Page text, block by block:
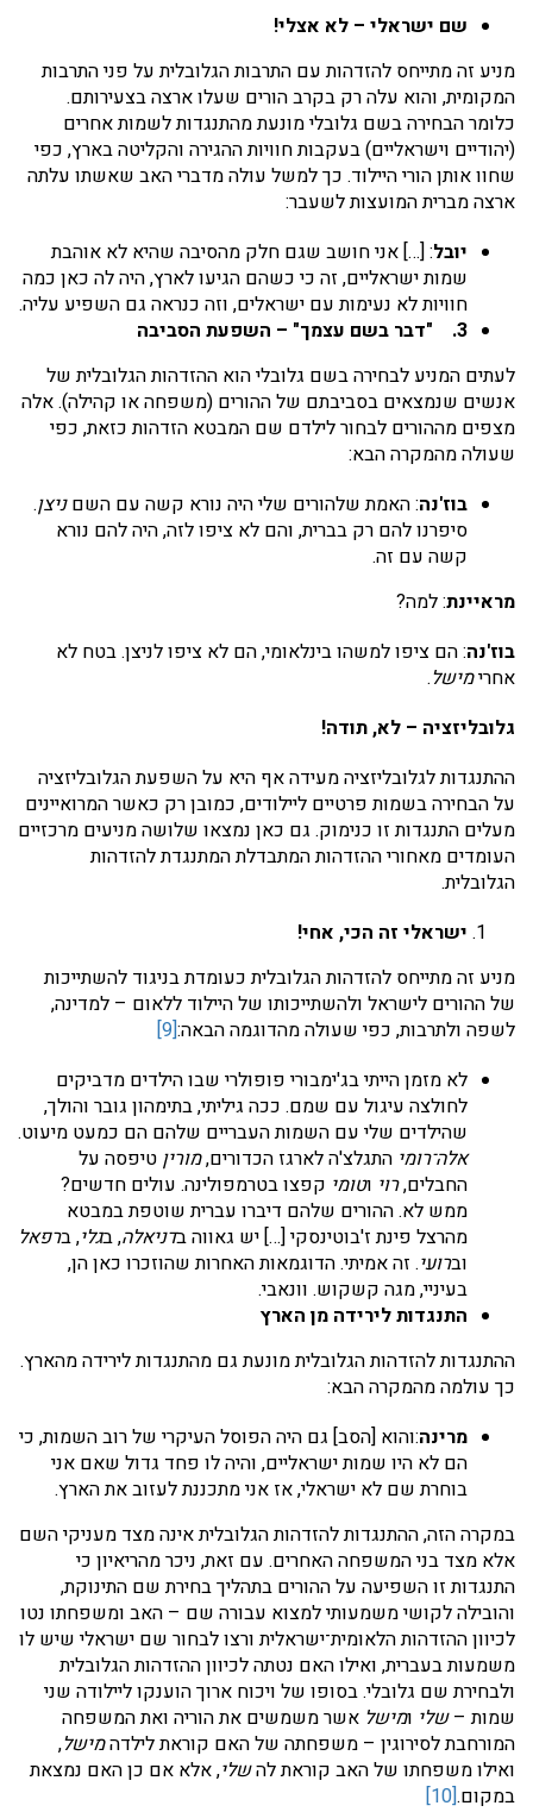
שם ישראלי – לא אצלי!
מניע זה מתייחס להזדהות עם התרבות הגלובלית על פני התרבות
המקומית, והוא עלה רק בקרב הורים שעלו ארצה בצעירותם.
כלומר הבחירה בשם גלובלי מונעת מהתנגדות לשמות אחרים
(יהודיים וישראליים) בעקבות חוויות ההגירה והקליטה בארץ, כפי
שחוו אותן הורי היילוד. כך למשל עולה מדברי האב שאשתו עלתה
ארצה מברית המועצות לשעבר:
יובל: […] אני חושב שגם חלק מהסיבה שהיא לא אוהבת
שמות ישראליים, זה כי כשהם הגיעו לארץ, היה לה כאן כמה
חוויות לא נעימות עם ישראלים, וזה כנראה גם השפיע עליה.
3.
"דבר בשם עצמך" – השפעת הסביבה
לעתים המניע לבחירה בשם גלובלי הוא ההזדהות הגלובלית של
אנשים שנמצאים בסביבתם של ההורים (משפחה או קהילה). אלה
מצפים מההורים לבחור לילדם שם המבטא הזדהות כזאת, כפי
שעולה מהמקרה הבא:
בוז'נה: האמת שלהורים שלי היה נורא קשה עם השםניצן.
סיפרנו להם רק בברית, והם לא ציפו לזה, היה להם נורא
קשה עם זה.
מראיינת: למה?
בוז'נה: הם ציפו למשהו בינלאומי, הם לא ציפו לניצן. בטח לא
אחרימישל.
גלובליזציה – לא, תודה!
ההתנגדות לגלובליזציה מעידה אף היא על השפעת הגלובליזציה
על הבחירה בשמות פרטיים ליילודים, כמובן רק כאשר המרואיינים
מעלים התנגדות זו כנימוק. גם כאן נמצאו שלושה מניעים מרכזיים
העומדים מאחורי ההזדהות המתבדלת המתנגדת להזדהות
הגלובלית.
ישראלי זה הכי, אחי!
מניע זה מתייחס להזדהות הגלובלית כעומדת בניגוד להשתייכות
של ההורים לישראל ולהשתייכותו של היילוד ללאום – למדינה,
לשפה ולתרבות, כפי שעולה מהדוגמה הבאה:[9]
לא מזמן הייתי בג'ימבורי פופולרי שבו הילדים מדביקים
לחולצה עיגול עם שמם. ככה גיליתי, בתימהון גובר והולך,
שהילדים שלי עם השמות העבריים שלהם הם כמעט מיעוט.
אלה־רומי התגלצ'ה לארגז הכדורים,מורין טיפסה על
החבלים,רוי וטומי קפצו בטרמפולינה. עולים חדשים?
ממש לא. ההורים שלהם דיברו עברית שוטפת במבטא
מהרצל פינת ז'בוטינסקי […] יש גאווה בדניאלה, בגלי, ברפאל
וברועי. זה אמיתי. הדוגמאות האחרות שהוזכרו כאן הן,
בעיניי, מגה קשקוש. וונאבי.
התנגדות לירידה מן הארץ
ההתנגדות להזדהות הגלובלית מונעת גם מהתנגדות לירידה מהארץ.
כך עולמה מהמקרה הבא:
מרינה:והוא [הסב] גם היה הפוסל העיקרי של רוב השמות, כי
הם לא היו שמות ישראליים, והיה לו פחד גדול שאם אני
בוחרת שם לא ישראלי, אז אני מתכננת לעזוב את הארץ.
במקרה הזה, ההתנגדות להזדהות הגלובלית אינה מצד מעניקי השם
אלא מצד בני המשפחה האחרים. עם זאת, ניכר מהריאיון כי
התנגדות זו השפיעה על ההורים בתהליך בחירת שם התינוקת,
והובילה לקושי משמעותי למצוא עבורה שם – האב ומשפחתו נטו
לכיוון ההזדהות הלאומית־ישראלית ורצו לבחור שם ישראלי שיש לו
משמעות בעברית, ואילו האם נטתה לכיוון ההזדהות הגלובלית
ולבחירת שם גלובלי. בסופו של ויכוח ארוך הוענקו ליילודה שני
שמות –שלי ומישל אשר משמשים את הוריה ואת המשפחה
המורחבת לסירוגין – משפחתה של האם קוראת לילדהמישל,
ואילו משפחתו של האב קוראת להשלי, אלא אם כן האם נמצאת
במקום.[10]